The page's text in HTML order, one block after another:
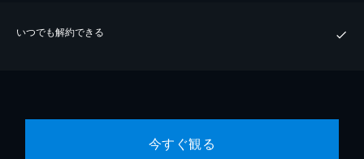
いつでも解約できる
今すぐ観る